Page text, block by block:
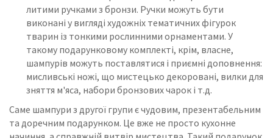
литими ручками з бронзи. Ручки можуть бути
виконані у вигляді художніх тематичних фігурок
тварин із тонкими рослинними орнаментами.У
такому подарунковому комплекті, крім, власне,
шампурів можуть поставлятися і приємні доповнення:
мисливські ножі, що мистецько декоровані, вилки для
зняття м'яса, набори бронзових чарок і т.д.
Саме шампури з другої групи є чудовим, презентабельним
та доречним подарунком. Це вже не просто кухонне